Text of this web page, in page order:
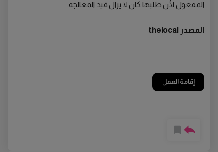
المفعول لأن طلبها كان لا يزال قيد المعالجة.
المصدر thelocal
إقامة العمل